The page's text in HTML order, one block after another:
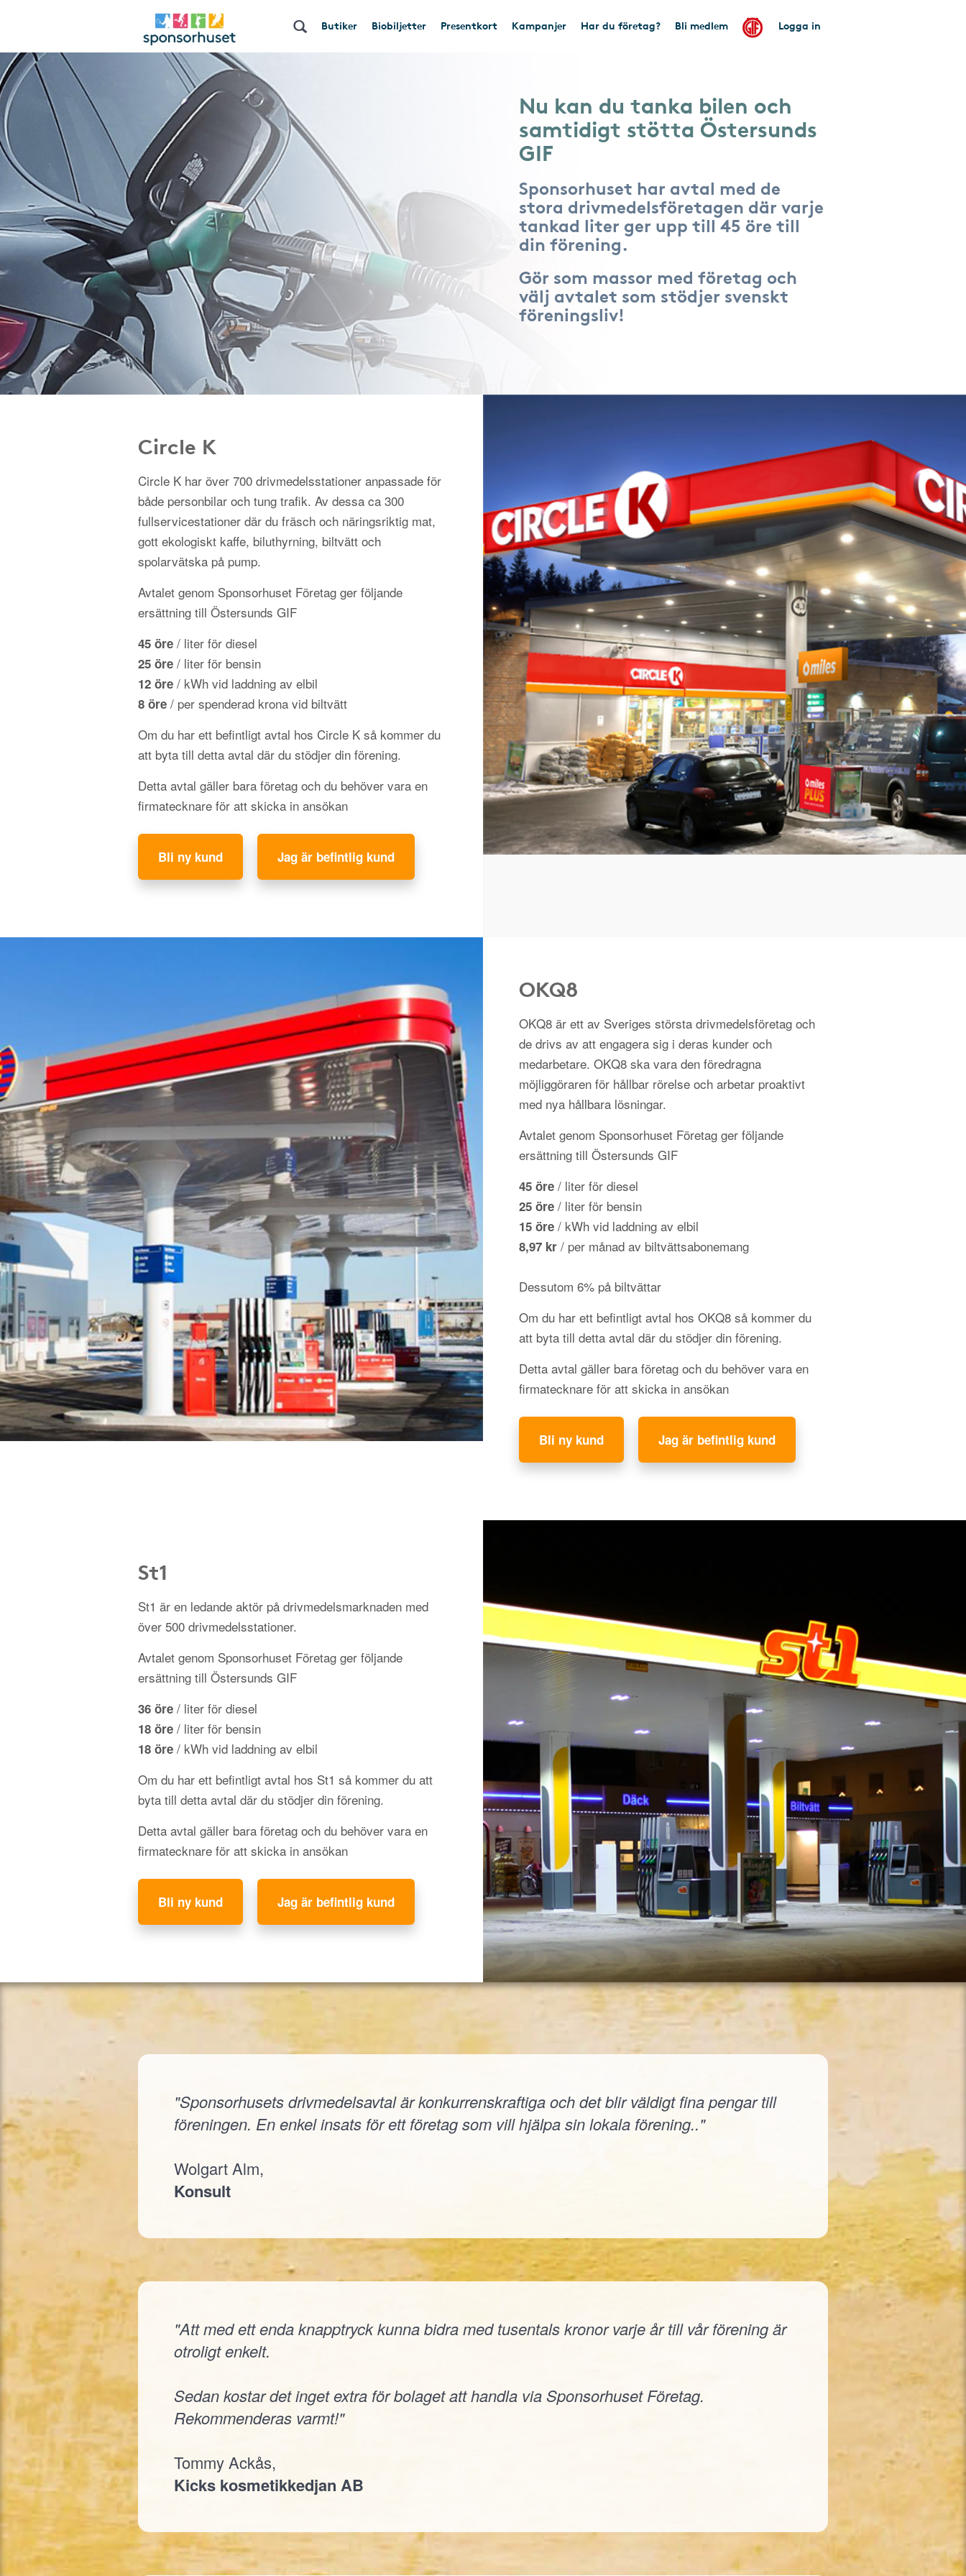
Butiker Biobiljetter Presentkort Kampanjer Har du företag? Bli medlem Logga in
Nu kan du tanka bilen och
samtidigt stötta Östersunds
GIF
Sponsorhuset har avtal med de
stora drivmedelsföretagen där varje
tankad liter ger upp till 45 öre till
din förening.
Gör som massor med företag och
välj avtalet som stödjer svenskt
föreningsliv!
Circle K
Circle K har över 700 drivmedelsstationer anpassade för
både personbilar och tung trafik. Av dessa ca 300
fullservicestationer där du fräsch och näringsriktig mat,
gott ekologiskt kaffe, biluthyrning, biltvätt och
spolarvätska på pump.
Avtalet genom Sponsorhuset Företag ger följande
ersättning till Östersunds GIF
45 öre / liter för diesel
25 öre / liter för bensin
12 öre / kWh vid laddning av elbil
8 öre / per spenderad krona vid biltvätt
Om du har ett befintligt avtal hos Circle K så kommer du
att byta till detta avtal där du stödjer din förening.
Detta avtal gäller bara företag och du behöver vara en
firmatecknare för att skicka in ansökan
Bli ny kund Jag är befintlig kund
OKQ8
OKQ8 är ett av Sveriges största drivmedelsföretag och
de drivs av att engagera sig i deras kunder och
medarbetare. OKQ8 ska vara den föredragna
möjliggöraren för hållbar rörelse och arbetar proaktivt
med nya hållbara lösningar.
Avtalet genom Sponsorhuset Företag ger följande
ersättning till Östersunds GIF
45 öre / liter för diesel
25 öre / liter för bensin
15 öre / kWh vid laddning av elbil
8,97 kr / per månad av biltvättsabonemang
Dessutom 6% på biltvättar
Om du har ett befintligt avtal hos OKQ8 så kommer du
att byta till detta avtal där du stödjer din förening.
Detta avtal gäller bara företag och du behöver vara en
firmatecknare för att skicka in ansökan
Bli ny kund Jag är befintlig kund
St1
St1 är en ledande aktör på drivmedelsmarknaden med
över 500 drivmedelsstationer.
Avtalet genom Sponsorhuset Företag ger följande
ersättning till Östersunds GIF
36 öre / liter för diesel
18 öre / liter för bensin
18 öre / kWh vid laddning av elbil
Om du har ett befintligt avtal hos St1 så kommer du att
byta till detta avtal där du stödjer din förening.
Detta avtal gäller bara företag och du behöver vara en
firmatecknare för att skicka in ansökan
Bli ny kund Jag är befintlig kund
"Sponsorhusets drivmedelsavtal är konkurrenskraftiga och det blir väldigt fina pengar till
föreningen. En enkel insats för ett företag som vill hjälpa sin lokala förening.."
Wolgart Alm,
Konsult
"Att med ett enda knapptryck kunna bidra med tusentals kronor varje år till vår förening är
otroligt enkelt.
Sedan kostar det inget extra för bolaget att handla via Sponsorhuset Företag.
Rekommenderas varmt!"
Tommy Ackås,
Kicks kosmetikkedjan AB